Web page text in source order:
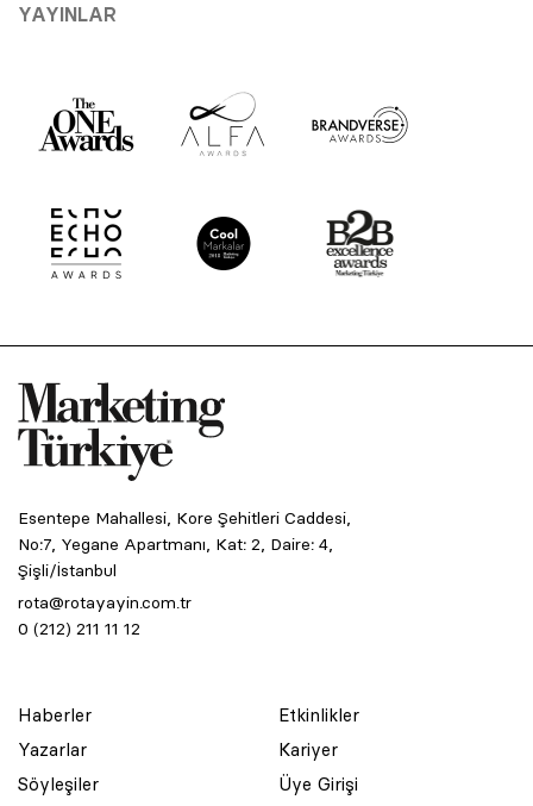
YAYINLAR
Esentepe Mahallesi, Kore Şehitleri Caddesi,
No:7, Yegane Apartmanı, Kat: 2, Daire: 4,
Şişli/İstanbul
rota@rotayayin.com.tr
0 (212) 211 11 12
Haberler
Yazarlar
Söyleşiler
Etkinlikler
Kariyer
Üye Girişi